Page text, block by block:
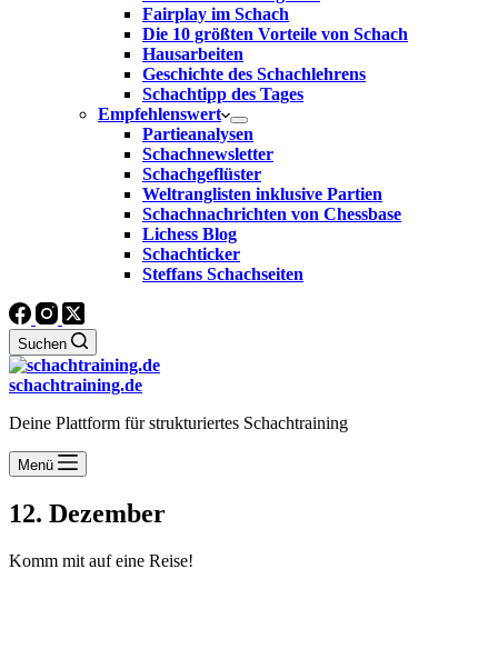
Fairplay im Schach
Die 10 größten Vorteile von Schach‎
Hausarbeiten
Geschichte des Schachlehrens
Schachtipp des Tages
Empfehlenswert
Partieanalysen
Schachnewsletter
Schachgeflüster
Weltranglisten inklusive Partien
Schachnachrichten von Chessbase
Lichess Blog
Schachticker
Steffans Schachseiten
Suchen
schachtraining.de
Deine Plattform für strukturiertes Schachtraining
Menü
12. Dezember
Komm mit auf eine Reise!